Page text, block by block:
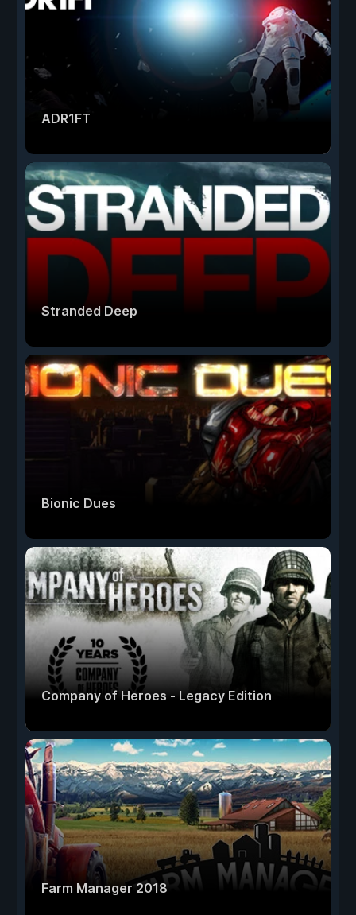
ADR1FT
Stranded Deep
Bionic Dues
Company of Heroes - Legacy Edition
Farm Manager 2018